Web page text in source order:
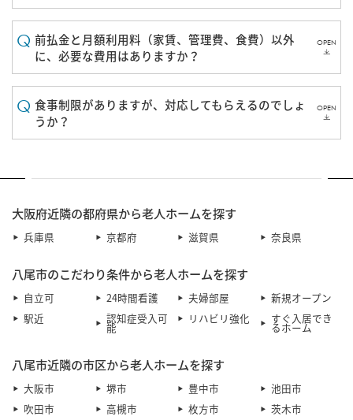
前払金と月額利用料（家賃、管理費、食費）以外
に、必要な費用はありますか？
OPEN
食事制限がありますが、対応してもらえるのでしょ
うか？
OPEN
大阪府近隣の都府県から老人ホームを探す
兵庫県 京都府 滋賀県 奈良県
八尾市のこだわり条件から老人ホームを探す
自立可 24時間看護 夫婦部屋
新規オープン
駅近
認知症受入可
能
リハビリ強化 すぐ入居でき
るホーム
八尾市近隣の市区から老人ホームを探す
大阪市 堺市 豊中市
池田市
吹田市
高槻市 枚方市
茨木市